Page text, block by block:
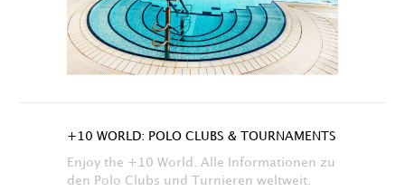
+10 WORLD: POLO CLUBS & TOURNAMENTS
Enjoy the +10 World. Alle Informationen zu
den Polo Clubs und Turnieren weltweit.